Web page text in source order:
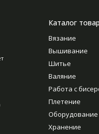
Каталог
Вязание
Вышивание
Шитье
Валяние
Работа с
Плетение
Оборудование
Хранение